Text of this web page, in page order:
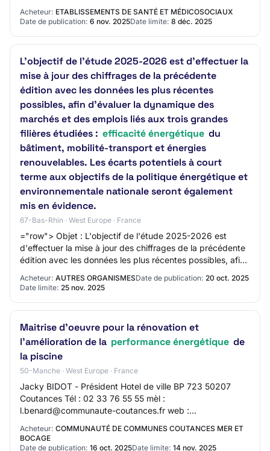
de santé adhérents du GCS UniHA d…
Acheteur: ETABLISSEMENTS DE SANTÉ ET MÉDICOSOCIAUX
Date de publication: 6 nov. 2025Date limite: 8 déc. 2025
L'objectif de l'étude 2025-2026 est d'effectuer la
mise à jour des chiffrages de la précédente
édition avec les données les plus récentes
possibles, afin d'évaluer la dynamique des
marchés et des emplois liés aux trois grandes
filières étudiées : efficacité énergétique du
bâtiment, mobilité-transport et énergies
renouvelables. Les écarts potentiels à court
terme aux objectifs de la politique énergétique et
environnementale nationale seront également
mis en évidence.
67-Bas-Rhin · West Europe · France
="row"> Objet : L'objectif de l'étude 2025-2026 est
d'effectuer la mise à jour des chiffrages de la précédente
édition avec les données les plus récentes possibles, afin
Acheteur: AUTRES ORGANISMESDate de publication: 20 oct. 2025
Date limite: 25 nov. 2025
Maitrise d'oeuvre pour la rénovation et
l'amélioration de la performance énergétique de
la piscine
50-Manche · West Europe · France
Jacky BIDOT - Président Hotel de ville BP 723 50207
Coutances Tél : 02 33 76 55 55 mèl :
l.benard@communaute-coutances.fr web :
https://www.coutancesmeretbocage.fr/ SIRET
20006702300016 Groupement de…
Acheteur: COMMUNAUTÉ DE COMMUNES COUTANCES MER ET
BOCAGE
Date de publication: 16 oct. 2025Date limite: 14 nov. 2025